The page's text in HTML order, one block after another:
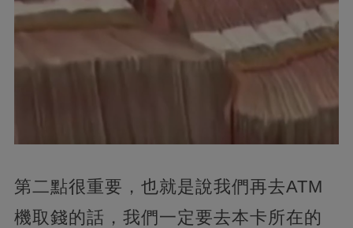
第二點很重要，也就是說我們再去ATM
機取錢的話，我們一定要去本卡所在的